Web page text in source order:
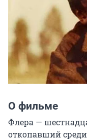
О фильме
Флера —
откопавший